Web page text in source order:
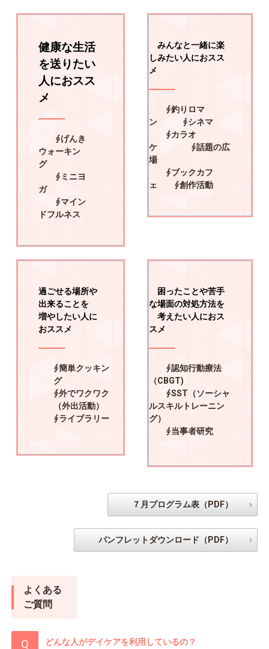
健康な生活
を送りたい
人におスス
メ
∮げんき
ウォーキン
グ
∮ミニヨ
ガ
∮マイン
ドフルネス
みんなと一緒に楽
しみたい人におスス
メ
∮釣りロマ
ン ∮シネマ
∮カラオ
ケ ∮話題の広
場
∮ブックカフ
ェ ∮創作活動
過ごせる場所や
出来ることを
増やしたい人に
おススメ
∮簡単クッキン
グ
∮外でワクワク
（外出活動）
∮ライブラリー
困ったことや苦手
な場面の対処方法を
考えたい人におス
スメ
∮認知行動療法
（CBGT)
∮SST（ソーシャ
ルスキルトレーニン
グ）
∮当事者研究
７月プログラム表（PDF）
パンフレットダウンロード（PDF）
よくある
ご質問
どんな人がデイケアを利用しているの？